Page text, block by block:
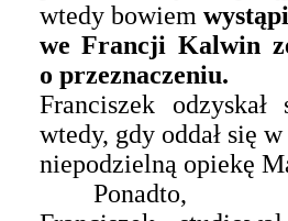
wtedy bowiem
we Francji Kalwin
o przeznaczeniu.
Franciszek odzyskał
wtedy, gdy oddał się w
niepodzielną opiekę
Ponadto,